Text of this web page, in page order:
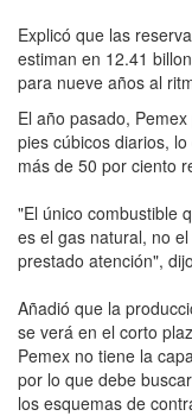
Explicó que las
estiman en 12.41
para nueve años al
El año pasado,
pies cúbicos diarios,
más de 50 por ciento
"El único combustible
es el gas natural, no
prestado atención",
Añadió que la
se verá en el corto
Pemex no tiene la
por lo que debe
los esquemas de